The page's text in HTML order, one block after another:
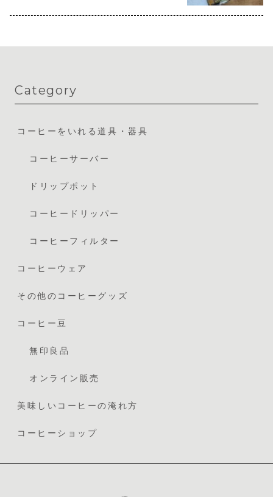
Category
コーヒーをいれる道具・器具
コーヒーサーバー
ドリップポット
コーヒードリッパー
コーヒーフィルター
コーヒーウェア
その他のコーヒーグッズ
コーヒー豆
無印良品
オンライン販売
美味しいコーヒーの淹れ方
コーヒーショップ